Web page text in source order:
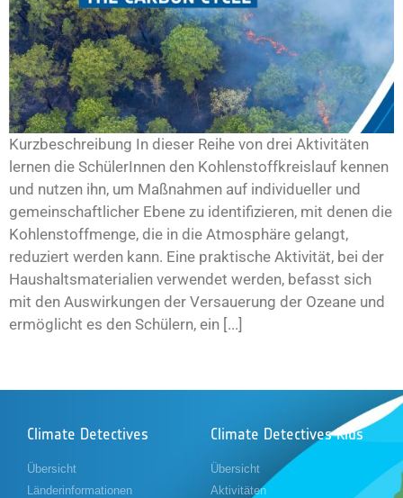
Kurzbeschreibung In dieser Reihe von drei Aktivitäten
lernen die SchülerInnen den Kohlenstoffkreislauf kennen
und nutzen ihn, um Maßnahmen auf individueller und
gemeinschaftlicher Ebene zu identifizieren, mit denen die
Kohlenstoffmenge, die in die Atmosphäre gelangt,
reduziert werden kann. Eine praktische Aktivität, bei der
Haushaltsmaterialien verwendet werden, befasst sich
mit den Auswirkungen der Versauerung der Ozeane und
ermöglicht es den Schülern, ein [...]
Climate Detectives
Übersicht
Länderinformationen
Climate Detectives Kids
Übersicht
Aktivitäten